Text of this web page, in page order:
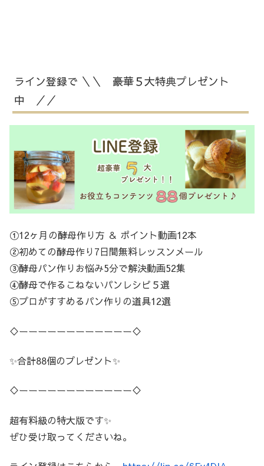
ライン登録で ＼＼ 豪華５大特典プレゼント
中 ／／
①12ヶ月の酵母作り方 ＆ ポイント動画12本
②初めての酵母作り7日間無料レッスンメール
③酵母パン作りお悩み5分で解決動画52集
④酵母で作るこねないパンレシピ５選
⑤プロがすすめるパン作りの道具12選
♢ーーーーーーーーーーーー♢
✨合計88個のプレゼント✨
♢ーーーーーーーーーーーー♢
超有料級の特大版です✨
ぜひ受け取ってくださいね。